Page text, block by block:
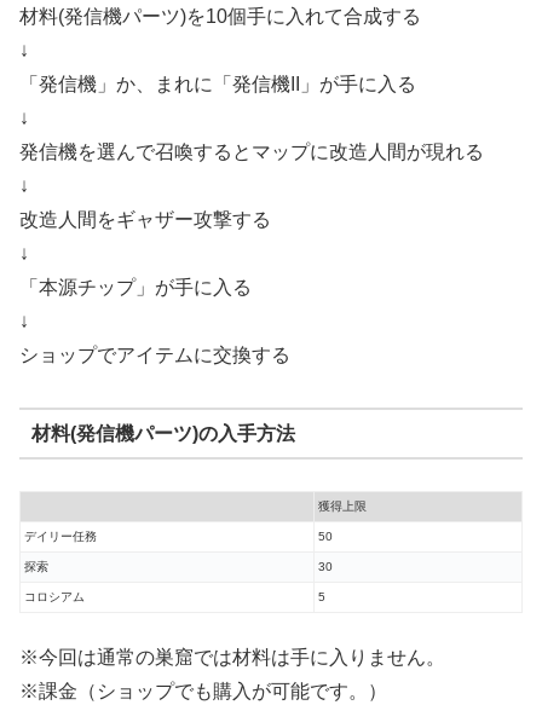
材料(発信機パーツ)を10個手に入れて合成する
↓
「発信機」か、まれに「発信機II」が手に入る
↓
発信機を選んで召喚するとマップに改造人間が現れる
↓
改造人間をギャザー攻撃する
↓
「本源チップ」が手に入る
↓
ショップでアイテムに交換する
材料(発信機パーツ)の入手方法
獲得上限
デイリー任務 50
探索 30
コロシアム 5
※今回は通常の巣窟では材料は手に入りません。
※課金（ショップでも購入が可能です。）